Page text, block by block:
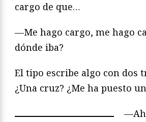
cargo de que…
—Me hago cargo, me hago
dónde iba?
El tipo escribe algo con dos
¿Una cruz? ¿Me ha puesto